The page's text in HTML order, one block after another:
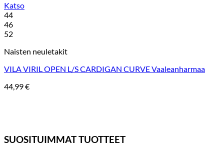
Katso
44
46
52
Naisten neuletakit
VILA VIRIL OPEN L/S CARDIGAN CURVE Vaaleanharmaa
44,99€
SUOSITUIMMAT TUOTTEET